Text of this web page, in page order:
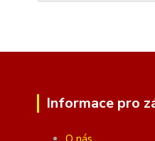
Informace pro